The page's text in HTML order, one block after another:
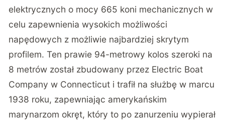
elektrycznych o mocy 665 koni mechanicznych w
celu zapewnienia wysokich możliwości
napędowych z możliwie najbardziej skrytym
profilem. Ten prawie 94-metrowy kolos szeroki na
8 metrów został zbudowany przez Electric Boat
Company w Connecticut i trafił na służbę w marcu
1938 roku, zapewniając amerykańskim
marynarzom okręt, który to po zanurzeniu wypierał